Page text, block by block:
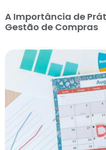
A Importância de
Gestão de Compras